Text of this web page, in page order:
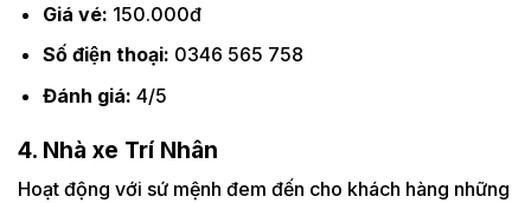
Giá vé: 150.000đ
Số điện thoại: 0346 565 758
Đánh giá: 4/5
4. Nhà xe Trí Nhân
Hoạt động với sứ mệnh đem đến cho khách hàng những